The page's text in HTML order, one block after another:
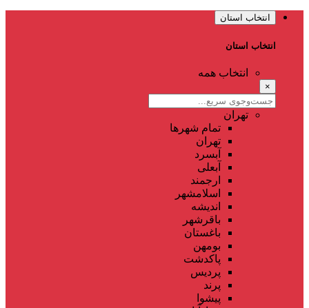
انتخاب استان
انتخاب استان
انتخاب همه
×
تهران
تمام شهر‌ها
تهران
آبسرد
آبعلی
ارجمند
اسلامشهر
اندیشه
باقرشهر
باغستان
بومهن
پاکدشت
پردیس
پرند
پیشوا